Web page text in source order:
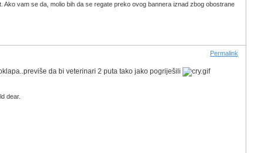
vam se da, molio bih da se regate preko ovog bannera iznad zbog obostrane
Permalink
da bi veterinari 2 puta tako jako pogriješili
dear.